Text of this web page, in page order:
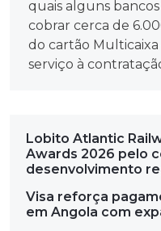
quais alguns
cobrar cerca de
do cartão Multicaixa
serviço à
Lobito Atlantic
Awards 2026 pelo
desenvolvimento
Visa reforça
em Angola com